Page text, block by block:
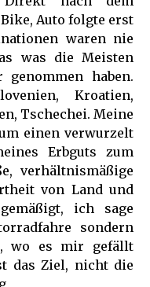
Auto folgte erst
waren nie
was die Meisten
haben.
Kroatien,
Tschechei. Meine
einen verwurzelt
Erbguts zum
verhältnismäßige
von Land und
ich sage
sondern
wo es mir gefällt
das Ziel, nicht die